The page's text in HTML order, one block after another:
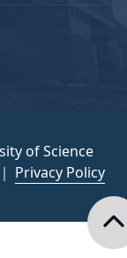
of Science
Privacy Policy